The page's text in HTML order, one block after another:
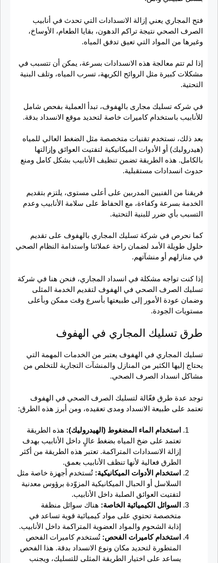
فتح المجاري يعني إزالة الانسدادات التي تحدث في أنابيب
الصرف الصحي نتيجة تراكم الدهون، بقايا الطعام، الأوساخ،
وغيرها من المواد التي تعيق تدفق المياه.
إذا لم تتم معالجة هذه الانسدادات بسرعة، يمكن أن تتسبب في
مشكلات كبيرة مثل الروائح الكريهة، تسرب المياه، وتلف البنية
التحتية.
في شركه تسليك مجارى بالهفوف، تبدأ العملية بفحص شامل
للأنابيب باستخدام كاميرات خاصة لتحديد موقع الانسداد بدقة.
بعد ذلك، نستخدم تقنيات متخصصة مثل الضغط العالي للمياه
(هيدروليك) أو الأدوات الميكانيكية لتفتيت العوائق وإزالتها
بالكامل. هذه الطريقة تضمن تنظيف الأنابيب بشكل كامل ومنع
حدوث انسدادات مستقبلية.
فريقنا من الفنيين المدربين على أعلى مستوى، يلتزم بتقديم
الخدمة بسرعة وكفاءة، مع الحفاظ على سلامة الأنابيب وعدم
التسبب بأي ضرر للبنية التحتية.
كما نحرص في شركة تسليك المجاري بالهفوف على تقديم
حلول طويلة الأمد لضمان راحة عملائنا واستدامة النظام الصحي
في منازلهم أو منشآتهم.
إذا كنت تواجه مشكلة في انسداد المجاري، فنحن هنا في شركة
تسليك الصرف الصحي في الهفوف لتقديم الخدمة المثلى
وضمان عودة الأمور إلى طبيعتها بأسرع وقت ممكن وبأعلى
مستويات الجودة.
طرق تسليك المجاري في الهفوف
تسليك المجاري في الهفوف يعتبر من الخدمات المهمة التي
يحتاج إليها الكثير من المنازل والمنشآت التجارية للتخلص من
مشاكل انسداد الصرف الصحي.
توجد عدة طرق فعّالة لتسليك الصرف الصحي في الهفوف
تعتمد على طبيعة الانسداد ومدى تعقيده، ومن أبرز هذه الطرق:
استخدام الماء المضغوط (الهيدروليك): هذه الطريقة
تعتمد على ضخ المياه بضغط عالٍ داخل الأنابيب بهدف
إزالة الانسدادات المتراكمة. تعتبر هذه الطريقة من أكثر
الطرق فعالية لأنها تنظف الأنابيب بعمق.
استخدام الأدوات الميكانيكية: تُستخدم أجهزة خاصة مثل
السلاسل أو الحبال الميكانيكية المزوّدة برؤوس معدنية
لتفتيت العوائق الصلبة داخل الأنابيب.
السوائل الكيميائية الخاصة: هناك سوائل منظفة
متخصصة تحتوي على مواد كيميائية قوية تساعد في
إذابة الشحوم والمواد العضوية المتراكمة داخل الأنابيب.
استخدام كاميرات الفحص: تُستخدم كاميرات الفحص
المتطورة لتحديد مكان ونوع الانسداد بدقة. هذا الفحص
يساعد على اختيار الطريقة المثلى للتسليك، ويجنب